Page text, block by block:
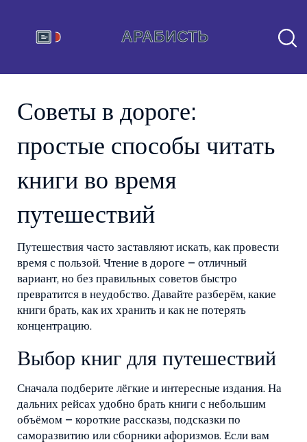
Советы в дороге:
простые способы читать
книги во время
путешествий
Путешествия часто заставляют искать, как провести
время с пользой. Чтение в дороге – отличный
вариант, но без правильных советов быстро
превратится в неудобство. Давайте разберём, какие
книги брать, как их хранить и как не потерять
концентрацию.
Выбор книг для путешествий
Сначала подберите лёгкие и интересные издания. На
дальних рейсах удобно брать книги с небольшим
объёмом – короткие рассказы, подсказки по
саморазвитию или сборники афоризмов. Если вам